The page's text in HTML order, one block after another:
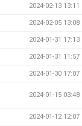
2024-02-13 13:11
2024-02-05 13:08
2024-01-31 17:13
2024-01-31 11:57
2024-01-30 17:07
2024-01-15 03:48
2024-01-12 12:07